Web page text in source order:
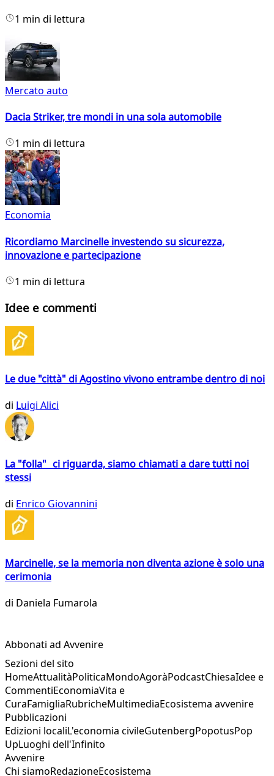
1 min di lettura
Mercato auto
Dacia Striker, tre mondi in una sola automobile
1 min di lettura
Economia
Ricordiamo Marcinelle investendo su sicurezza,
innovazione e partecipazione
1 min di lettura
Idee e commenti
Le due "città" di Agostino vivono entrambe dentro di noi
di Luigi Alici
La "folla" ci riguarda, siamo chiamati a dare tutti noi
stessi
di Enrico Giovannini
Marcinelle, se la memoria non diventa azione è solo una
cerimonia
di Daniela Fumarola
Abbonati ad Avvenire
Sezioni del sito
HomeAttualitàPoliticaMondoAgoràPodcastChiesaIdee e
CommentiEconomiaVita e
CuraFamigliaRubricheMultimediaEcosistema avvenire
Pubblicazioni
Edizioni localiL'economia civileGutenbergPopotusPop
UpLuoghi dell'Infinito
Avvenire
Chi siamoRedazioneEcosistema